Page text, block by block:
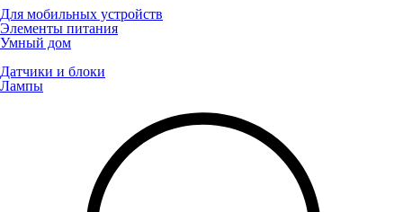
Для мобильных устройств
Элементы питания
Умный дом
Датчики и блоки
Лампы